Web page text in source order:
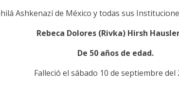
Ashkenazí de México y todas sus
Rebeca Dolores (Rivka) Hirsh
De 50 años de edad.
Falleció el sábado 10 de septiembre del